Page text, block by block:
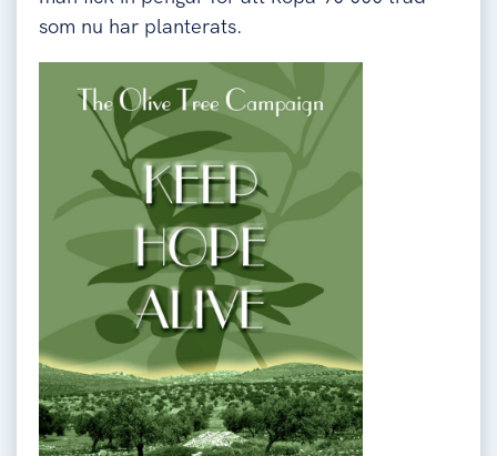
som nu har planterats.